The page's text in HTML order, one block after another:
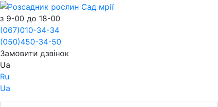
з 9-00 до 18-00
(067)010-34-34
(050)450-34-50
Замовити дзвінок
Ua
Ru
Ua